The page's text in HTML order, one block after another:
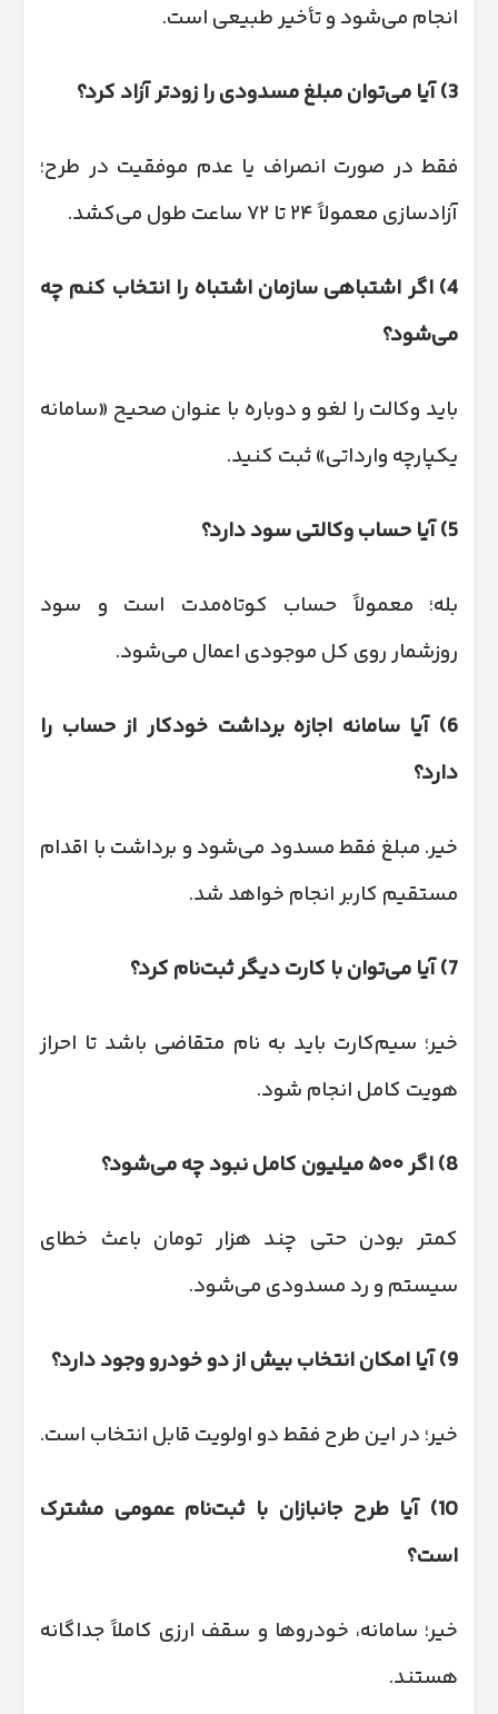
انجام می‌شود و تأخیر طبیعی است.
3) آیا می‌توان مبلغ مسدودی را زودتر آزاد کرد؟
فقط در صورت انصراف یا عدم موفقیت در طرح؛
آزادسازی معمولاً ۲۴ تا ۷۲ ساعت طول می‌کشد.
4) اگر اشتباهی سازمان اشتباه را انتخاب کنم چه
می‌شود؟
باید وکالت را لغو و دوباره با عنوان صحیح «سامانه
یکپارچه وارداتی» ثبت کنید.
5) آیا حساب وکالتی سود دارد؟
بله؛ معمولاً حساب کوتاه‌مدت است و سود
روزشمار روی کل موجودی اعمال می‌شود.
6) آیا سامانه اجازه برداشت خودکار از حساب را
دارد؟
خیر. مبلغ فقط مسدود می‌شود و برداشت با اقدام
مستقیم کاربر انجام خواهد شد.
7) آیا می‌توان با کارت دیگر ثبت‌نام کرد؟
خیر؛ سیم‌کارت باید به نام متقاضی باشد تا احراز
هویت کامل انجام شود.
8) اگر۵۰۰میلیون کامل نبود چه می‌شود؟
کمتر بودن حتی چند هزار تومان باعث خطای
سیستم و رد مسدودی می‌شود.
9) آیا امکان انتخاب بیش از دو خودرو وجود دارد؟
خیر؛ در این طرح فقط دو اولویت قابل انتخاب است.
10)
آیا طرح جانبازان با ثبت‌نام عمومی مشترک
است؟
خیر؛ سامانه، خودروها و سقف ارزی کاملاً جداگانه
هستند.